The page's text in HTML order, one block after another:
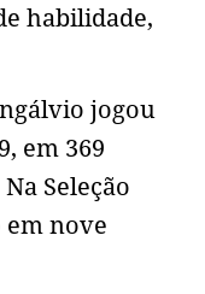
habilidade,
jogou
em 369
Seleção
em nove